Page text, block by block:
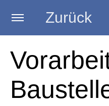
Zurück
Startseite
BLOG